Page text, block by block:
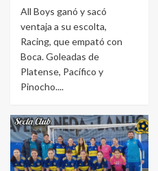
All Boys ganó y sacó
ventaja a su escolta,
Racing, que empató con
Boca. Goleadas de
Platense, Pacífico y
Pinocho....